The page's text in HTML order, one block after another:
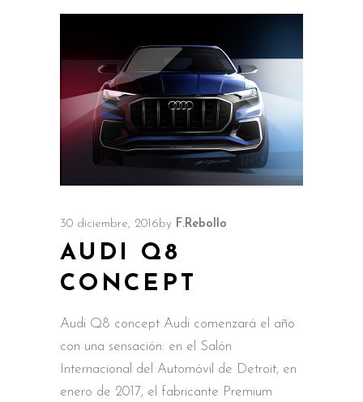
30 diciembre, 2016 by F.Rebollo
AUDI Q8
CONCEPT
Audi Q8 concept Audi comenzará el año
con una sensación: en el Salón
Internacional del Automóvil de Detroit, en
enero de 2017, el fabricante Premium